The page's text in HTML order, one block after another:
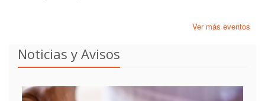
Ver más eventos
Noticias y Avisos